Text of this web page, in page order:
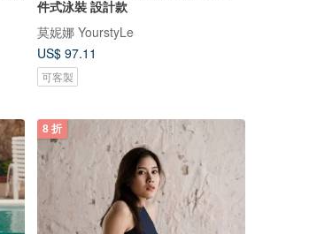
件式泳裝 設計款
莫妮娜 YourstyLe
US$ 97.11
可客製
8 折